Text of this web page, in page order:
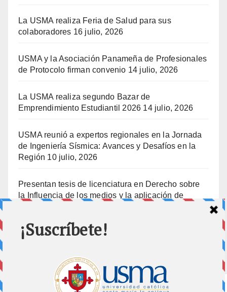
La USMA realiza Feria de Salud para sus
colaboradores 16 julio, 2026
USMA y la Asociación Panameña de Profesionales
de Protocolo firman convenio 14 julio, 2026
La USMA realiza segundo Bazar de
Emprendimiento Estudiantil 2026 14 julio, 2026
USMA reunió a expertos regionales en la Jornada
de Ingeniería Sísmica: Avances y Desafíos en la
Región 10 julio, 2026
Presentan tesis de licenciatura en Derecho sobre
la Influencia de los medios y la aplicación de